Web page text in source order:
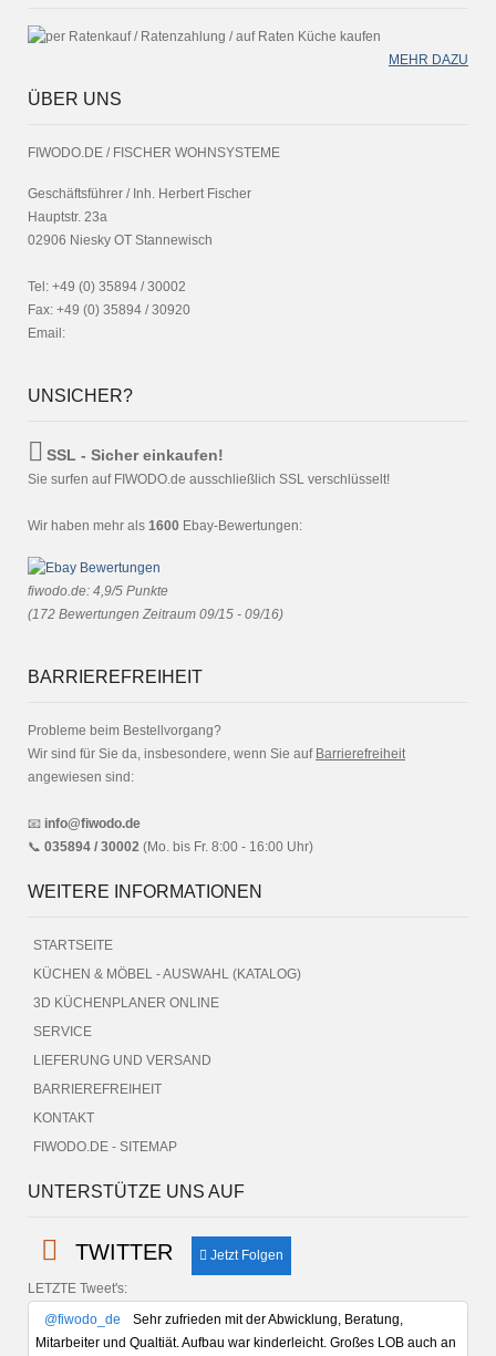
MEHR DAZU
ÜBER UNS
FIWODO.DE / FISCHER WOHNSYSTEME
Geschäftsführer / Inh. Herbert Fischer
Hauptstr. 23a
02906 Niesky OT Stannewisch
Tel: +49 (0) 35894 / 30002
Fax: +49 (0) 35894 / 30920
Email:
UNSICHER?
SSL - Sicher einkaufen!
Sie surfen auf FIWODO.de ausschließlich SSL verschlüsselt!
Wir haben mehr als 1600 Ebay-Bewertungen:
fiwodo.de: 4,9/5 Punkte
(172 Bewertungen Zeitraum 09/15 - 09/16)
BARRIEREFREIHEIT
Probleme beim Bestellvorgang?
Wir sind für Sie da, insbesondere, wenn Sie auf Barrierefreiheit
angewiesen sind:
📧 info@fiwodo.de
📞 035894 / 30002 (Mo. bis Fr. 8:00 - 16:00 Uhr)
WEITERE INFORMATIONEN
STARTSEITE
KÜCHEN & MÖBEL - AUSWAHL (KATALOG)
3D KÜCHENPLANER ONLINE
SERVICE
LIEFERUNG UND VERSAND
BARRIEREFREIHEIT
KONTAKT
FIWODO.DE - SITEMAP
UNTERSTÜTZE UNS AUF
TWITTER Jetzt Folgen
LETZTE Tweet's:
@fiwodo_de
Sehr zufrieden mit der Abwicklung, Beratung,
Mitarbeiter und Qualtiät. Aufbau war kinderleicht. Großes LOB auch an